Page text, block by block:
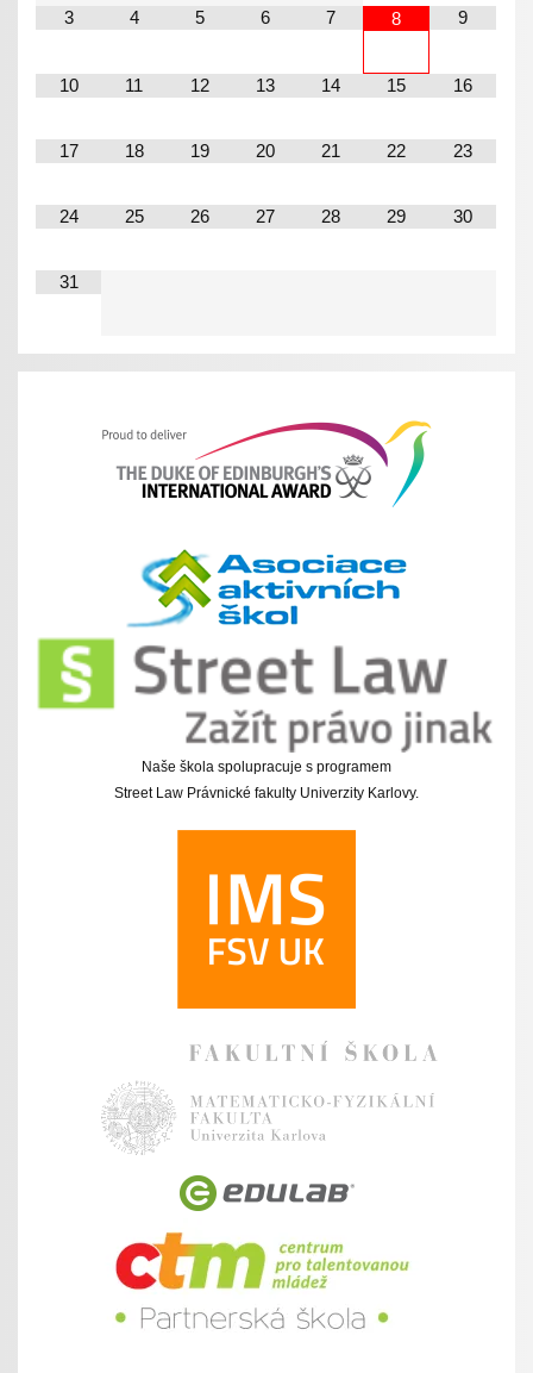
3 4 5 6 7 8 9
10 11 12 13 14 15 16
17 18 19 20 21 22 23
24 25 26 27 28 29 30
31
Naše škola spolupracuje s programem
Street Law Právnické fakulty Univerzity Karlovy.